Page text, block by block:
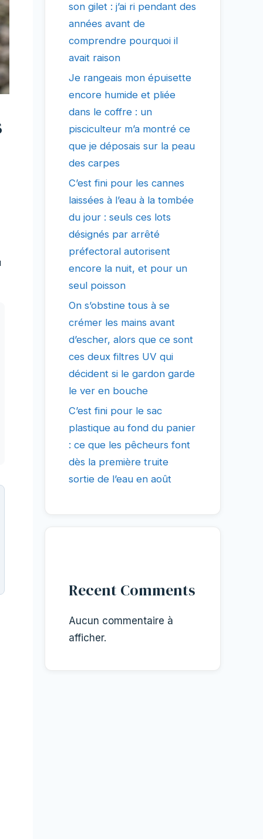
son gilet : j’ai ri pendant des
années avant de
comprendre pourquoi il
avait raison
Je rangeais mon épuisette
encore humide et pliée
dans le coffre : un
pisciculteur m’a montré ce
que je déposais sur la peau
des carpes
C’est fini pour les cannes
laissées à l’eau à la tombée
du jour : seuls ces lots
désignés par arrêté
préfectoral autorisent
encore la nuit, et pour un
seul poisson
On s’obstine tous à se
crémer les mains avant
d’escher, alors que ce sont
ces deux filtres UV qui
décident si le gardon garde
le ver en bouche
C’est fini pour le sac
plastique au fond du panier
: ce que les pêcheurs font
dès la première truite
sortie de l’eau en août
Recent Comments
Aucun commentaire à
afficher.